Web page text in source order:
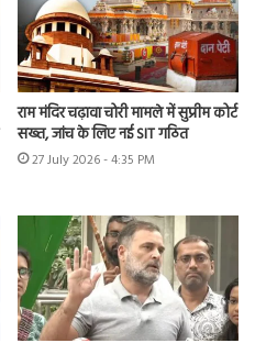
राम मंदिर चढ़ावा चोरी मामले में सुप्रीम कोर्ट
सख्त, जांच के लिए नई SIT गठित
27 July 2026 - 4:35 PM